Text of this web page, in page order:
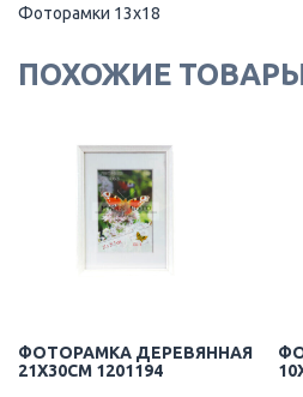
Фоторамки 13х18
ПОХОЖИЕ
ФОТОРАМКА ДЕРЕВЯННАЯ
21X30CM 1201194